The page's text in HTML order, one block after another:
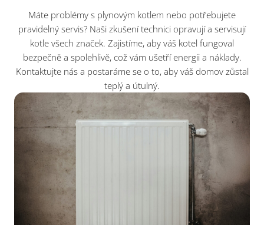
Máte problémy s plynovým kotlem nebo potřebujete
pravidelný servis? Naši zkušení technici opravují a servisují
kotle všech značek. Zajistíme, aby váš kotel fungoval
bezpečně a spolehlivě, což vám ušetří energii a náklady.
Kontaktujte nás a postaráme se o to, aby váš domov zůstal
teplý a útulný.